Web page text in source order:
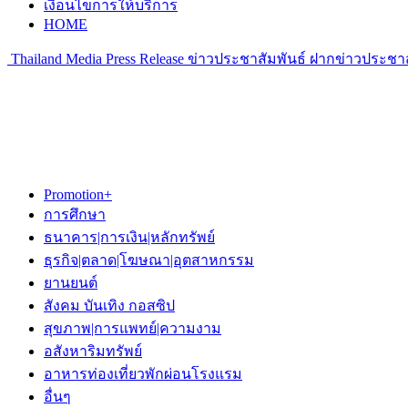
เงื่อนไขการให้บริการ
HOME
Thailand Media Press Release ข่าวประชาสัมพันธ์ ฝากข่าวประ
Promotion+
การศึกษา
ธนาคาร|การเงิน|หลักทรัพย์
ธุรกิจ|ตลาด|โฆษณา|อุตสาหกรรม
ยานยนต์
สังคม บันเทิง กอสซิป
สุขภาพ|การแพทย์|ความงาม
อสังหาริมทรัพย์
อาหารท่องเที่ยวพักผ่อนโรงแรม
อื่นๆ